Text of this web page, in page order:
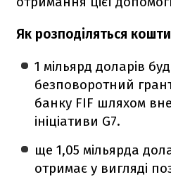
Як розподіляться
1 мільярд доларів
безповоротний
банку FIF шляхом
ініціативи G7.
ще 1,05 мільярда
отримає у вигляді